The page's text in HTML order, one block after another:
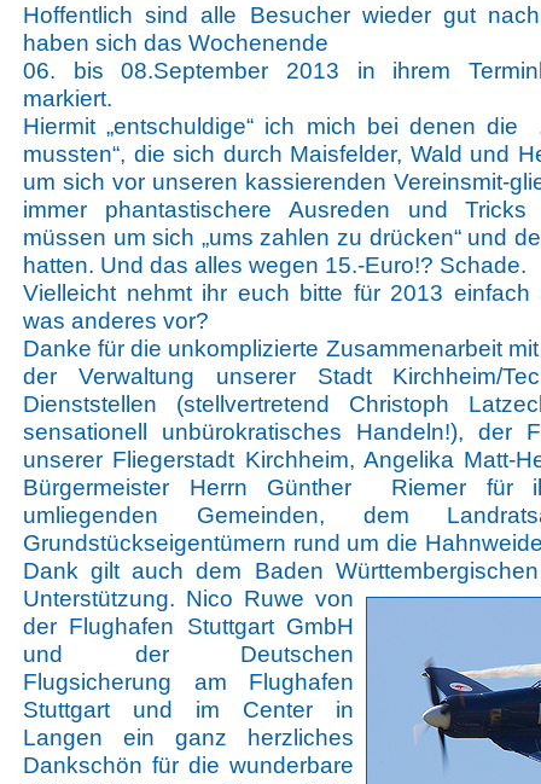
Hoffentlich sind alle Besucher wieder gut
haben sich das Wochenende
06. bis 08.September 2013 in ihrem
markiert.
Hiermit „entschuldige“ ich mich bei denen die
mussten“, die sich durch Maisfelder, Wald und
um sich vor unseren kassierenden Vereinsmit-
immer phantastischere Ausreden und
müssen um sich „ums zahlen zu drücken“ und
hatten. Und das alles wegen 15.-Euro!? Schade.
Vielleicht nehmt ihr euch bitte für 2013 einfach
was anderes vor?
Danke für die unkomplizierte Zusammenarbeit
der Verwaltung unserer Stadt Kirchheim/
Dienststellen (stellvertretend Christoph
sensationell unbürokratisches Handeln!), der
unserer Fliegerstadt Kirchheim, Angelika Matt-
Bürgermeister Herrn Günther Riemer für
umliegenden Gemeinden, dem
Grundstückseigentümern rund um die
Dank gilt auch dem Baden
Unterstützung. Nico Ruwe von
der Flughafen Stuttgart GmbH
und der Deutschen
Flugsicherung am Flughafen
Stuttgart und im Center in
Langen ein ganz herzliches
Dankschön für die wunderbare